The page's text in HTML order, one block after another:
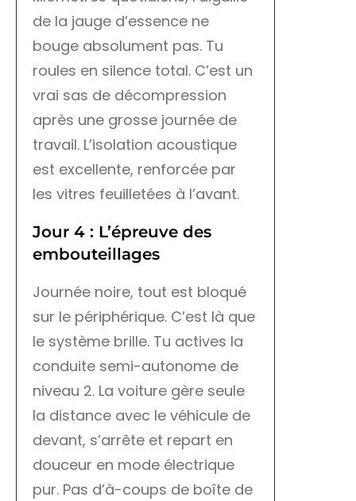
de la jauge d’essence ne
bouge absolument pas. Tu
roules en silence total. C’est un
vrai sas de décompression
après une grosse journée de
travail. L’isolation acoustique
est excellente, renforcée par
les vitres feuilletées à l’avant.
Jour 4 : L’épreuve des
embouteillages
Journée noire, tout est bloqué
sur le périphérique. C’est là que
le système brille. Tu actives la
conduite semi-autonome de
niveau 2. La voiture gère seule
la distance avec le véhicule de
devant, s’arrête et repart en
douceur en mode électrique
pur. Pas d’à-coups de boîte de